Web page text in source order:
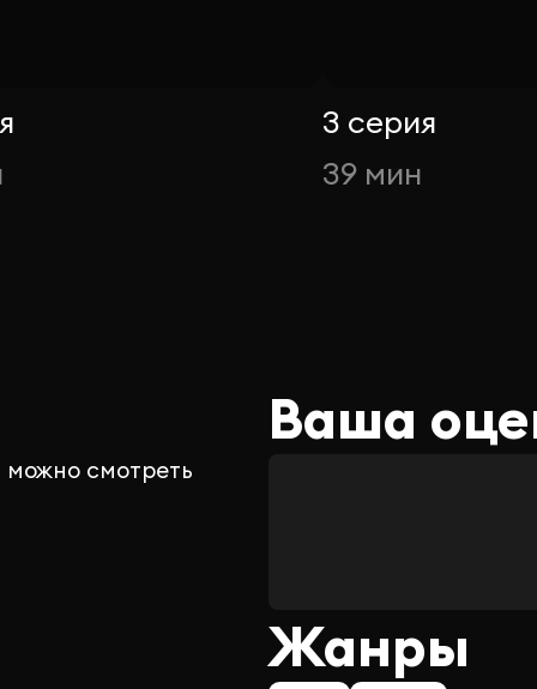
3 серия
39 мин
смотреть
Ваша
Жанры